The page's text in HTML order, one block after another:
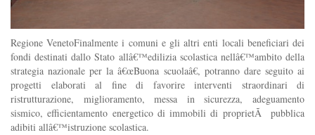
Regione VenetoFinalmente i comuni e gli altri enti locali beneficiari dei
fondi destinati dallo Stato allâ€™edilizia scolastica nellâ€™ambito della
strategia nazionale per la â€œBuona scuolaâ€, potranno dare seguito ai
progetti elaborati al fine di favorire interventi straordinari di
ristrutturazione, miglioramento, messa in sicurezza, adeguamento
sismico, efficientamento energetico di immobili di proprietÃ pubblica
adibiti allâ€™istruzione scolastica.